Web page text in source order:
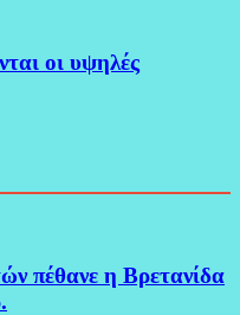
οι υψηλές
πέθανε η Βρετανίδα